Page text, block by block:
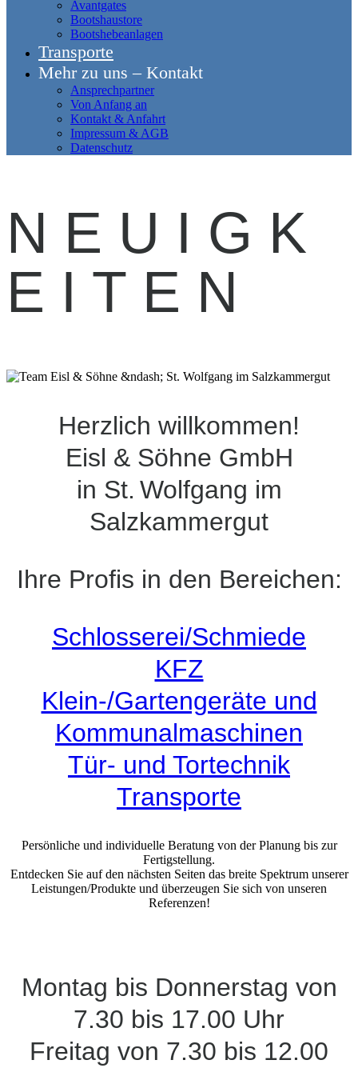
Avantgates
Bootshaustore
Bootshebeanlagen
Transporte
Mehr zu uns – Kontakt
Ansprechpartner
Von Anfang an
Kontakt & Anfahrt
Impressum & AGB
Datenschutz
N E U I G K
E I T E N
Herzlich willkommen!
Eisl & Söhne GmbH
in St. Wolfgang im
Salzkammergut
Ihre Profis in den Bereichen:
Schlosserei/Schmiede
KFZ
Klein-/Gartengeräte und
Kommunalmaschinen
Tür- und Tortechnik
Transporte
Persönliche und individuelle Beratung von der Planung bis zur
Fertigstellung.
Entdecken Sie auf den nächsten Seiten das breite Spektrum unserer
Leistungen/Produkte und überzeugen Sie sich von unseren
Referenzen!
Montag bis Donnerstag von
7.30 bis 17.00 Uhr
Freitag von 7.30 bis 12.00